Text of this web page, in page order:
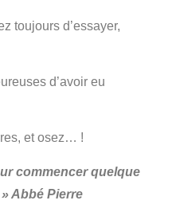
toujours d’essayer,
d’avoir eu
et osez… !
commencer quelque
Abbé Pierre